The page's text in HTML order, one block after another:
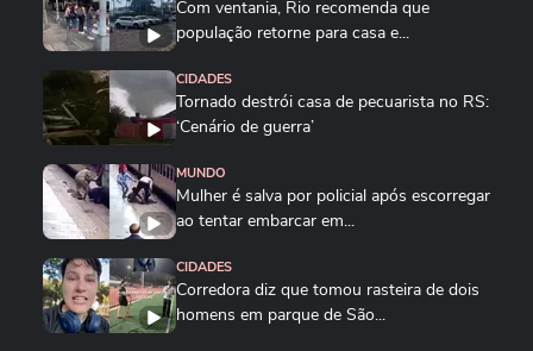
Com ventania, Rio recomenda que
população retorne para casa e...
CIDADES
Tornado destrói casa de pecuarista no RS:
‘Cenário de guerra’
MUNDO
Mulher é salva por policial após escorregar
ao tentar embarcar em...
CIDADES
Corredora diz que tomou rasteira de dois
homens em parque de São...